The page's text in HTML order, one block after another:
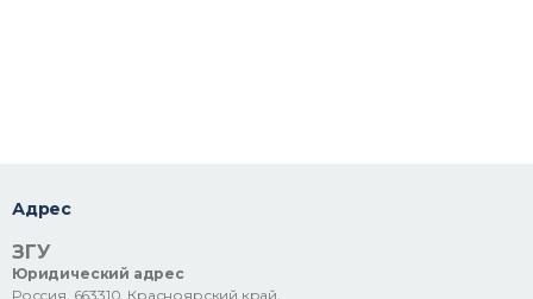
Адрес
ЗГУ
Юридический адрес
Россия, 663310, Красноярский край,